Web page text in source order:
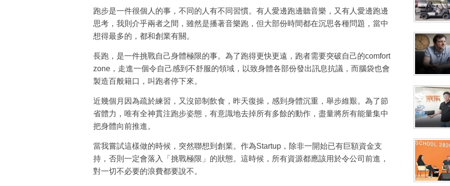
跑步是一件很個人的事，不同的人有不同習慣。有人愛邊跑邊聽音樂，又有人愛邊跑邊
思考，我則介乎兩者之間，雖然是播著音樂跑，但大部份時間都在沉思各種問題，當中
想得最多的，都和創業有關。
長跑，是一件挑戰自己身體極限的事。為了跑得更快更遠，跑者需要突破自己的comfort
zone，走進一個令自己感到不舒服的領域，以致身體各部份發出訊息抗議，而腦袋也會
製造百般籍口，叫跑者停下來。
近幾個月因為疏於練習，又沒節制飲食，昨天復操，感到身體沉重，舉步維艱。為了節
省體力，唯有全神貫注跑步姿態，有意識地去掉所有多餘的動作，盡量將所有能量集中
把身體向前推進。
當我嘗試這樣做的時候，突然聯想到創業。作為Startup，除非一開始已有巨額資金支
持，否則一定會落入「挑戰極限」的狀態。這時候，所有資源都應該用於令公司前進，
對一切不必要的浪費都要說不。